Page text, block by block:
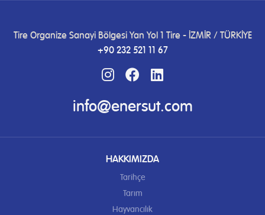
Tire Organize Sanayi Bölgesi Yan Yol 1 Tire - İZMİR / TÜRKİYE
+90 232 521 11 67
info@enersut.com
HAKKIMIZDA
Tarihçe
Tarım
Hayvancılık